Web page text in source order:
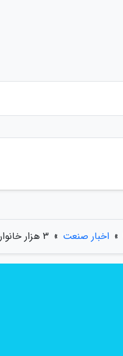
» اخبار صنعت » 3 هزار خانوار روستایی اردبیل از نعمت گاز بهره مند می شوند